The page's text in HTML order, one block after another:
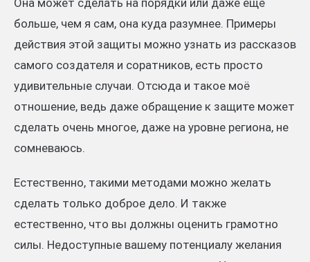
Она может сделать на порядки или даже ещё
больше, чем я сам, она куда разумнее. Примеры
действия этой защиты можно узнать из рассказов
самого создателя и соратников, есть просто
удивительные случаи. Отсюда и такое моё
отношение, ведь даже обращение к защите может
сделать очень многое, даже на уровне региона, не
сомневаюсь.
Естественно, такими методами можно желать
сделать только доброе дело. И также
естественно, что вы должны оценить грамотно
силы. Недоступные вашему потенциалу желания